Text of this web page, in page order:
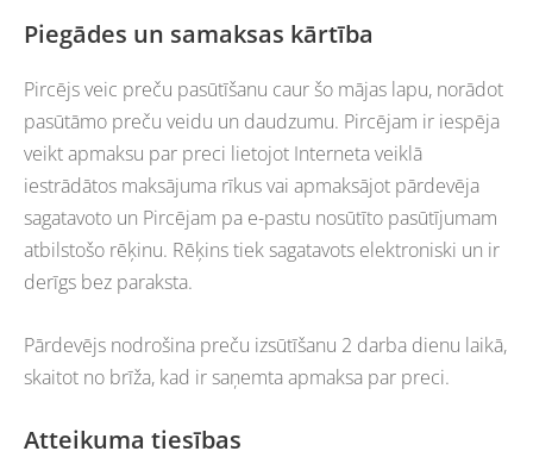
Piegādes un samaksas kārtība
Pircējs veic preču pasūtīšanu caur šo mājas lapu, norādot
pasūtāmo preču veidu un daudzumu. Pircējam ir iespēja
veikt apmaksu par preci lietojot Interneta veiklā
iestrādātos maksājuma rīkus vai apmaksājot pārdevēja
sagatavoto un Pircējam pa e-pastu nosūtīto pasūtījumam
atbilstošo rēķinu. Rēķins tiek sagatavots elektroniski un ir
derīgs bez paraksta.
Pārdevējs nodrošina preču izsūtīšanu 2 darba dienu laikā,
skaitot no brīža, kad ir saņemta apmaksa par preci.
Atteikuma tiesības